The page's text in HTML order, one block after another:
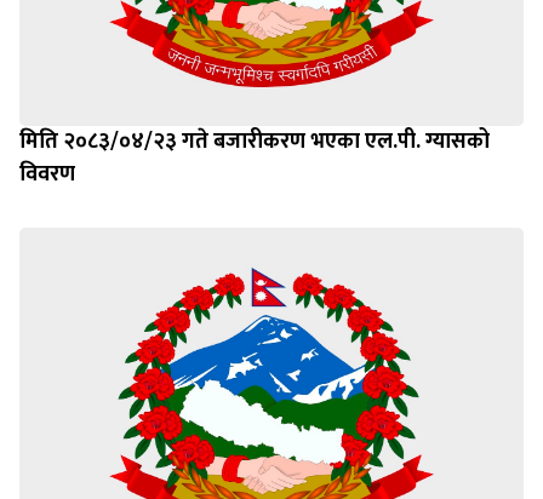
मिति २०८३/०४/२३ गते बजारीकरण भएका एल.पी. ग्यासको